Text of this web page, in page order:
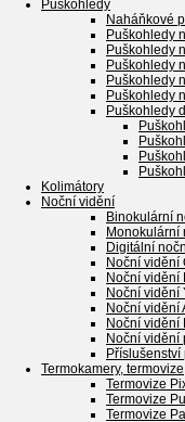
Puškohledy
Naháňkové
Puškohledy
Puškohledy
Puškohledy
Puškohledy
Puškohledy
Puškohledy
Kolimátory
Noční vidění
Binokulární
Monokulární
Digitální
Noční vidění
Noční vidění
Noční vidění
Noční vidění
Noční vidění
Noční vidění
Termokamery, termovize
Termovize
Termovize
Termovize